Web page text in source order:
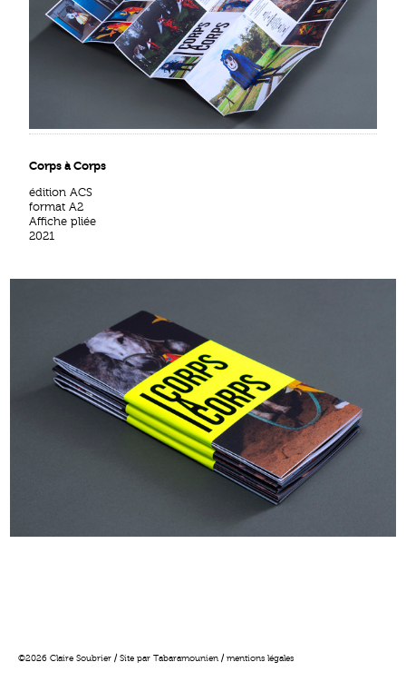
Corps à Corps
édition ACS
format A2
Affiche pliée
2021
©2026 Claire Soubrier / Site par Tabaramounien/ mentions légales